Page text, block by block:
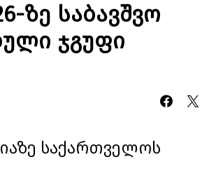
ზე საბავშვო
ჯგუფი
საქართველოს